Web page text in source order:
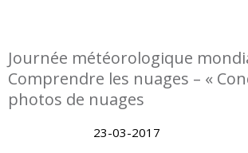
Journée météorologique
Comprendre les nuages – «
photos de nuages
23-03-2017